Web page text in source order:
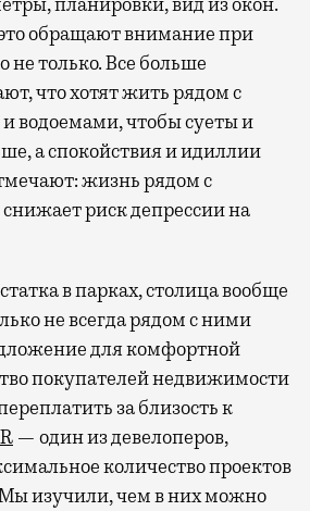
обращают внимание при
только. Все больше
что хотят жить рядом с
водоемами, чтобы суеты и
а спокойствия и идиллии
жизнь рядом с
риск депрессии на
в парках, столица вообще
не всегда рядом с ними
для комфортной
покупателей недвижимости
за близость к
— один из девелоперов,
количество проектов
изучили, чем в них можно